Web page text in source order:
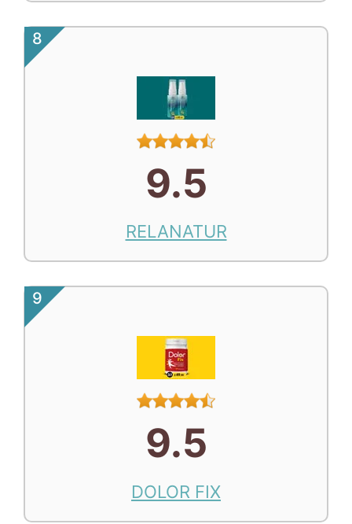
8
9.5
RELANATUR
9
9.5
DOLOR FIX